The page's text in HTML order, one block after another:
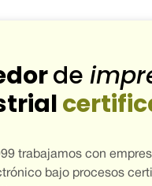
de
trabajamos con
bajo procesos